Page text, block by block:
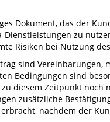
Dokument, das der
zu
Risiken bei Nutzung
sind
Bedingungen sind
diesem Zeitpunkt
zusätzliche
nachdem der